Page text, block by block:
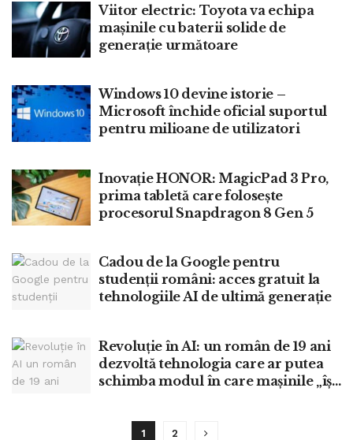
Viitor electric: Toyota va echipa
maşinile cu baterii solide de
generaţie următoare
Windows 10 devine istorie –
Microsoft închide oficial suportul
pentru milioane de utilizatori
Inovație HONOR: MagicPad 3 Pro,
prima tabletă care folosește
procesorul Snapdragon 8 Gen 5
Cadou de la Google pentru
studenții români: acces gratuit la
tehnologiile AI de ultimă generație
Revoluție în AI: un român de 19 ani
dezvoltă tehnologia care ar putea
schimba modul în care mașinile „își
1 2